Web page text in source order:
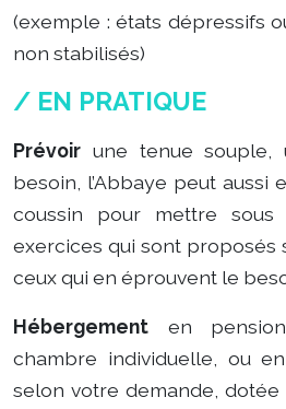
(exemple : états dépressifs
non stabilisés)
/ EN PRATIQUE
Prévoir une tenue souple,
besoin, l’Abbaye peut aussi
coussin pour mettre
exercices qui sont proposés
ceux qui en éprouvent le
Hébergement en
chambre individuelle, ou
selon votre demande,